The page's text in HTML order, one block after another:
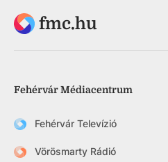
fmc.hu
Fehérvár Médiacentrum
Fehérvár Televízió
Vörösmarty Rádió